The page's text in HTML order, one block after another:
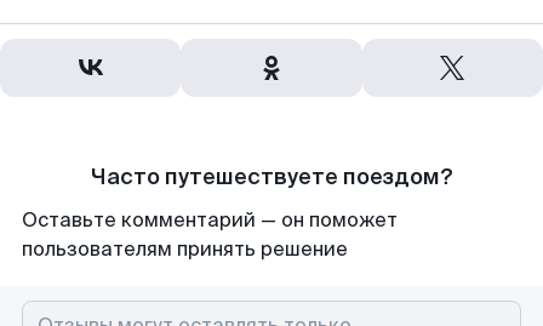
Часто путешествуете поездом?
Оставьте комментарий — он поможет
пользователям принять решение